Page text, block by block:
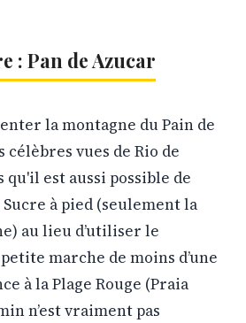
: Pan de Azucar
la montagne du Pain de
célèbres vues de Rio de
qu'il est aussi possible de
à pied (seulement la
au lieu d’utiliser le
marche de moins d’une
à la Plage Rouge (Praia
n’est vraiment pas